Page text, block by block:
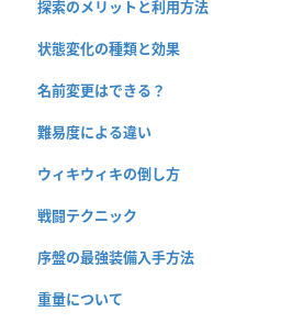
探索のメリットと利用方法
状態変化の種類と効果
名前変更はできる？
難易度による違い
ウィキウィキの倒し方
戦闘テクニック
序盤の最強装備入手方法
重量について